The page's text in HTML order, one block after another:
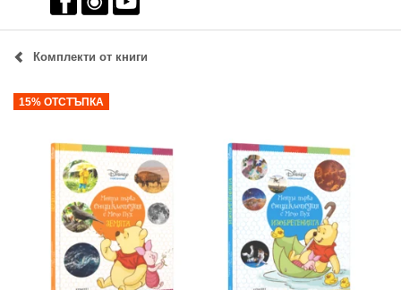
Комплекти от книги
15% ОТСТЪПКА